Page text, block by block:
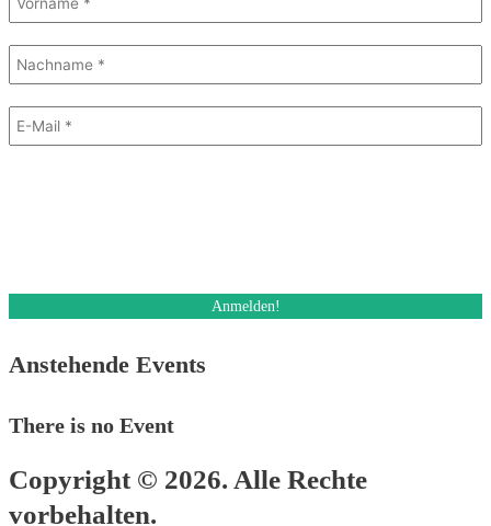
Anstehende Events
There is no Event
Copyright © 2026. Alle Rechte
vorbehalten.